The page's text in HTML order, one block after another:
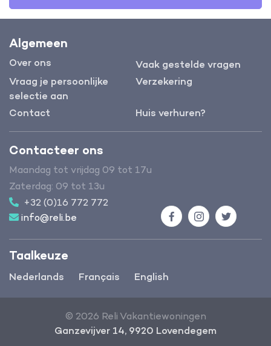
Algemeen
Over ons
Vaak gestelde vragen
Vraag je persoonlijke
selectie aan
Verzekering
Contact Huis verhuren?
Taalkeuze
Nederlands Français English
Contacteer ons
Maandag tot vrijdag 09 tot 17u
Zaterdag: 09 tot 13u
+32 (0)16 772 772
info@reli.be
FacebookInstagramTwitter
© 2026 Reli Vakantiewoningen
Ganzevijver 14, 9920 Lovendegem